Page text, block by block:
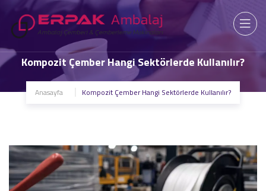
Kompozit Çember Hangi Sektörlerde Kullanılır?
Anasayfa Kompozit Çember Hangi Sektörlerde Kullanılır?